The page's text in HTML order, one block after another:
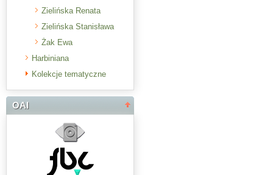
Zielińska Renata
Zielińska Stanisława
Żak Ewa
Harbiniana
Kolekcje tematyczne
OAI